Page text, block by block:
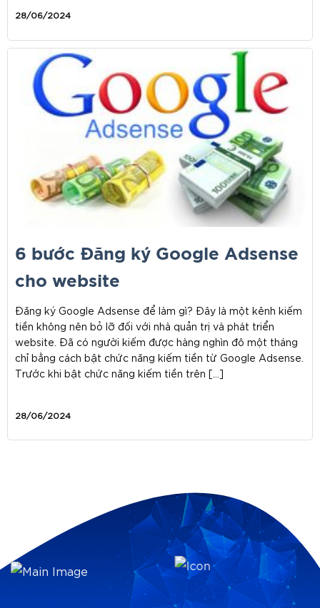
28/06/2024
6 bước Đăng ký Google Adsense
cho website
Đăng ký Google Adsense để làm gì? Đây là một kênh kiếm
tiền không nên bỏ lỡ đối với nhà quản trị và phát triển
website. Đã có người kiếm được hàng nghìn đô một tháng
chỉ bằng cách bật chức năng kiếm tiền từ Google Adsense.
Trước khi bật chức năng kiếm tiền trên […]
28/06/2024